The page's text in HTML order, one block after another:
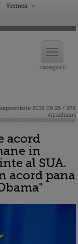
Vremea
2016 09:25 / 278
vizualizari
acord
in
al SUA.
acord pana